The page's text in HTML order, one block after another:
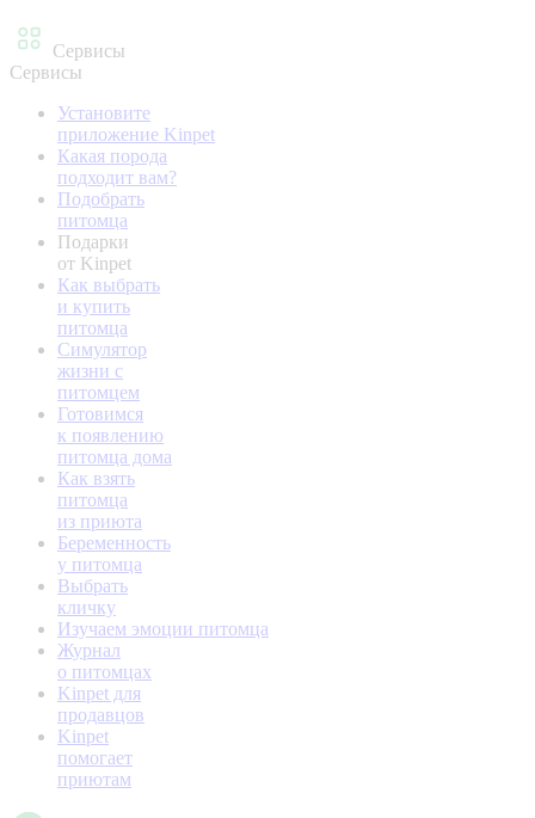
Сервисы
Сервисы
Установите
приложение Kinpet
Какая порода
подходит вам?
Подобрать
питомца
Подарки
от Kinpet
Как выбрать
и купить
питомца
Симулятор
жизни с
питомцем
Готовимся
к появлению
питомца дома
Как взять
питомца
из приюта
Беременность
у питомца
Выбрать
кличку
Изучаем эмоции питомца
Журнал
о питомцах
Kinpet для
продавцов
Kinpet
помогает
приютам